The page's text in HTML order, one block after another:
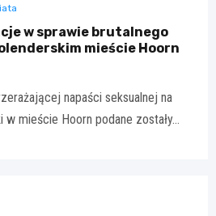
w sprawie brutalnego
mieście Hoorn
napaści seksualnej na
mieście Hoorn podane zostały…